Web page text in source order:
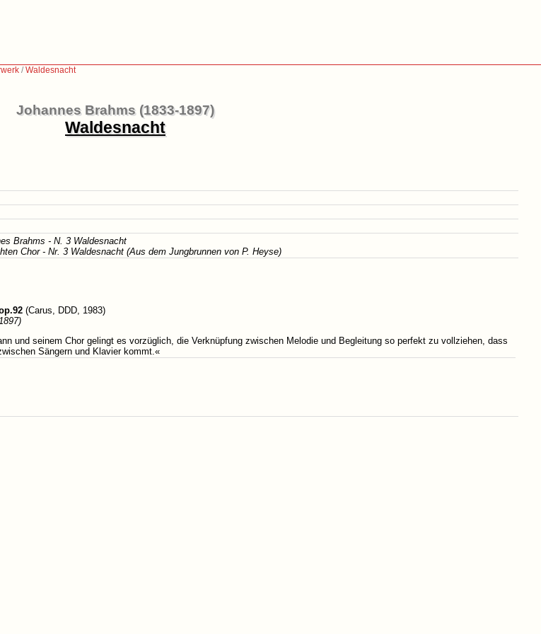
/Waldesnacht
Johannes Brahms (1833-1897)
Waldesnacht
Brahms - N. 3 Waldesnacht
Chor - Nr. 3 Waldesnacht (Aus dem Jungbrunnen von P. Heyse)
(Carus, DDD, 1983)
und seinem Chor gelingt es vorzüglich, die Verknüpfung zwischen Melodie und Begleitung so perfekt zu vollziehen, dass
Sängern und Klavier kommt.«